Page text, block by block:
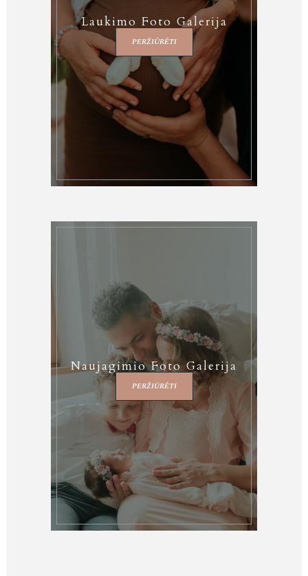
Laukimo Foto Galerija
PERŽIŪRĖTI
Naujagimio Foto Galerija
PERŽIŪRĖTI